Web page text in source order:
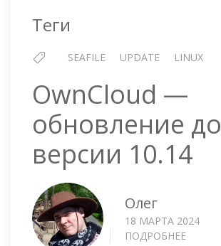
Теги
SEAFILE UPDATE LINUX
OwnCloud —
обновление до
версии 10.14
Олег
18 МАРТА 2024
ПОДРОБНЕЕ